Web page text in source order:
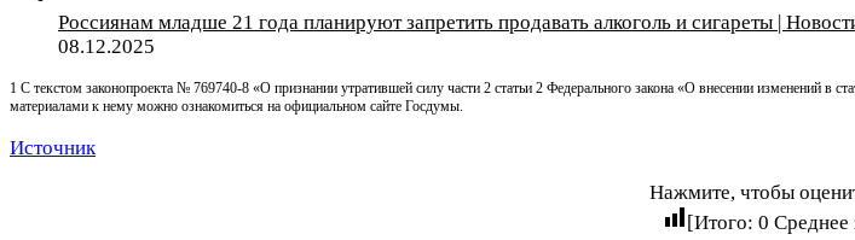
Россиянам младше 21 года планируют запретить продавать алкоголь и сигареты |
08.12.2025
1 С текстом законопроекта № 769740-8 «О признании утратившей силу части 2 статьи 2 Федерального закона «О внесении изменений в
материалами к нему можно ознакомиться на официальном сайте Госдумы.
Источник
Нажмите, чтобы
[Итого: 0 Среднее